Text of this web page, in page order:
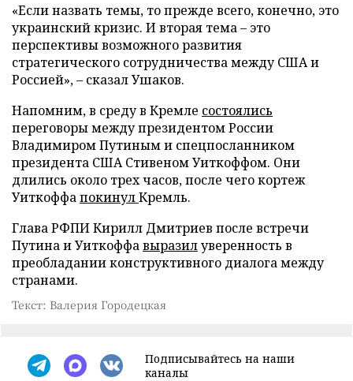
«Если назвать темы, то прежде всего, конечно, это
украинский кризис. И вторая тема – это
перспективы возможного развития
стратегического сотрудничества между США и
Россией», – сказал Ушаков.
Напомним, в среду в Кремле состоялись
переговоры между президентом России
Владимиром Путиным и спецпосланником
президента США Стивеном Уиткоффом. Они
длились около трех часов, после чего кортеж
УиткоффапокинулКремль.
Глава РФПИ Кирилл Дмитриев после встречи
Путина и Уиткоффавыразилуверенность в
преобладании конструктивного диалога между
странами.
Текст: Валерия Городецкая
Подписывайтесь на наши
каналы